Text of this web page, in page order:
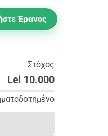
Έρανος
Στόχος
Lei 10.000